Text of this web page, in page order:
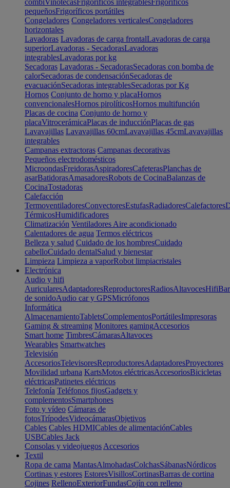
combiVinotecasFrigoríficos integrablesFrigoríficos
pequeñosFrigoríficos portátiles
Congeladores Congeladores verticalesCongeladores
horizontales
Lavadoras Lavadoras de carga frontalLavadoras de carga
superiorLavadoras - SecadorasLavadoras
integrablesLavadoras por kg
Secadoras Lavadoras - SecadorasSecadoras con bomba de
calorSecadoras de condensaciónSecadoras de
evacuaciónSecadoras integrablesSecadoras por Kg
Hornos Conjunto de horno y placaHornos
convencionalesHornos pirolíticosHornos multifunción
Placas de cocina Conjunto de horno y
placaVitrocerámicaPlacas de inducciónPlacas de gas
Lavavajillas Lavavajillas 60cmLavavajillas 45cmLavavajillas
integrables
Campanas extractoras Campanas decorativas
Pequeños electrodomésticos
MicroondasFreidorasAspiradoresCafeterasPlanchas de
asarBatidorasAmasadoresRobots de CocinaBalanzas de
CocinaTostadoras
Calefacción
TermoventiladoresConvectoresEstufasRadiadoresCalefactores
TérmicosHumidificadores
Climatización Ventiladores Aire acondicionado
Calentadores de agua Termos eléctricos
Belleza y salud Cuidado de los hombresCuidado
cabelloCuidado dentalSalud y bienestar
Limpieza Limpieza a vaporRobot limpiacristales
Electrónica
Audio y hifi
AuricularesAdaptadoresReproductoresRadiosAltavocesHifi
de sonidoAudio car y GPSMicrófonos
Informática
AlmacenamientoTabletsComplementosPortátilesImpresoras
Gaming & streaming Monitores gamingAccesorios
Smart home TimbresCámarasAltavoces
Wearables Smartwatches
Televisión
AccesoriosTelevisoresReproductoresAdaptadoresProyectores
Movilidad urbana KartsMotos eléctricasAccesoriosBicicletas
eléctricasPatinetes eléctricos
Telefonía Teléfonos fijosGadgets y
complementosSmartphones
Foto y vídeo Cámaras de
fotosTrípodesVideocámarasObjetivos
Cables Cables HDMICables de alimentaciónCables
USBCables Jack
Consolas y videojuegos Accesorios
Textil
Ropa de cama MantasAlmohadasColchasSábanasNórdicos
Cortinas y estores EstoresVisillosCortinasBarras de cortina
Cojines RellenoExteriorFundasCojín con relleno